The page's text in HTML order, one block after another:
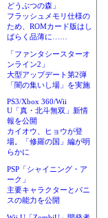
どうぶつの森」
フラッシュメモリ仕様の
ため、ROMカード版はし
ばらく品薄に……
「ファンタシースターオ
ンライン2」
大型アップデート第2弾
「闇の集いし場」を実施
PS3/Xbox 360/Wii
U「真・北斗無双」新情
報を公開
カイオウ、ヒョウが登
場。「修羅の国」編が明
らかに
PSP「シャイニング・ア
ーク」
主要キャラクターとパニ
スの能力を公開